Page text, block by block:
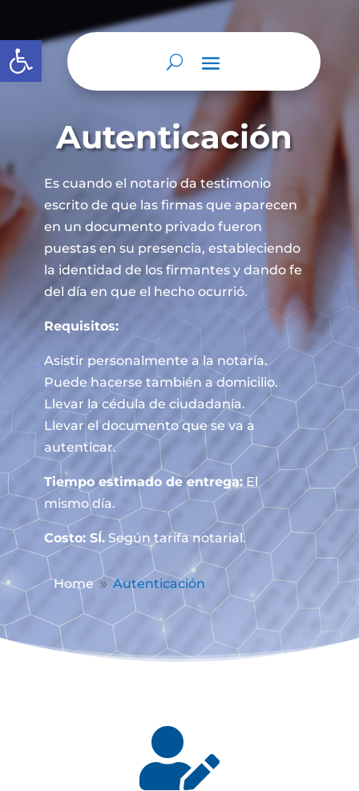
Abrir barra de herramientas
Autenticación
Es cuando el notario da testimonio
escrito de que las firmas que aparecen
en un documento privado fueron
puestas en su presencia, estableciendo
la identidad de los firmantes y dando fe
del día en que el hecho ocurrió.
Requisitos:
Asistir personalmente a la notaría.
Puede hacerse también a domicilio.
Llevar la cédula de ciudadanía.
Llevar el documento que se va a
autenticar.
Tiempo estimado de entrega:El
mismo día.
Costo: SÍ.Según tarifa notarial.
Home 9 Autenticación
